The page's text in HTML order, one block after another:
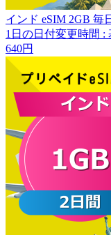
インド eSIM 2GB 毎
1日の日付変更時間 :
640円